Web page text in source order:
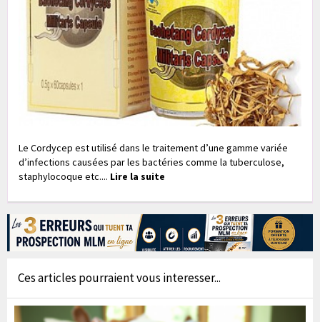
Le Cordycep est utilisé dans le traitement d’une gamme variée
d’infections causées par les bactéries comme la tuberculose,
staphylocoque etc.... Lire la suite
Ces articles pourraient vous interesser...